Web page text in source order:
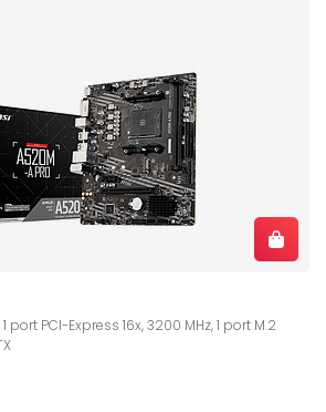
port PCI-Express 16x, 3200 MHz, 1 port M.2